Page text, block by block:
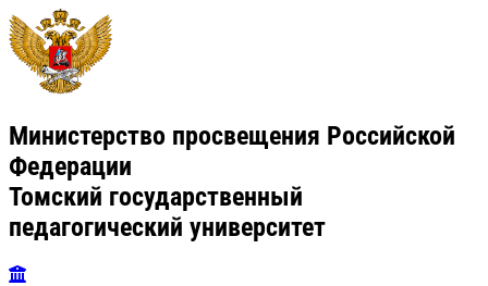
Министерство просвещения Российской
Федерации
Томский государственный
педагогический университет